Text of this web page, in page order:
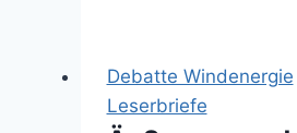
Debatte Windenergie
Leserbriefe